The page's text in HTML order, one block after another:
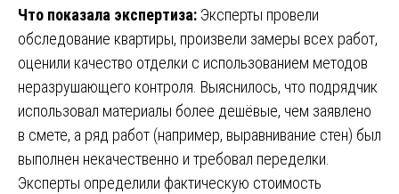
Что показала экспертиза: Эксперты провели
обследование квартиры, произвели замеры всех работ,
оценили качество отделки с использованием методов
неразрушающего контроля. Выяснилось, что подрядчик
использовал материалы более дешёвые, чем заявлено
в смете, а ряд работ (например, выравнивание стен) был
выполнен некачественно и требовал переделки.
Эксперты определили фактическую стоимость